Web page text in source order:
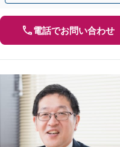
電話でお問い合わせ